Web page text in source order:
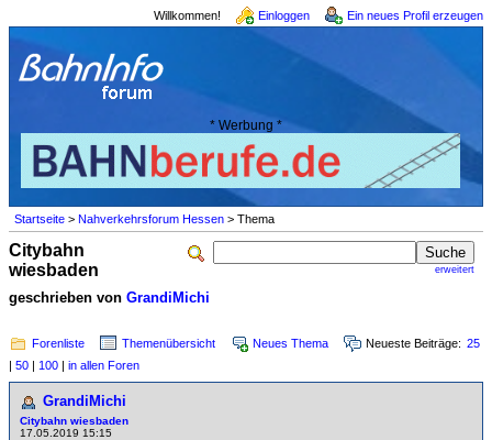
Willkommen! Einloggen Ein neues Profil erzeugen
* Werbung *
Startseite > Nahverkehrsforum Hessen > Thema
erweitert
Citybahn
wiesbaden
geschrieben von GrandiMichi
Forenliste Themenübersicht Neues Thema Neueste Beiträge: 25
| 50 | 100 | in allen Foren
GrandiMichi
Citybahn wiesbaden
17.05.2019 15:15